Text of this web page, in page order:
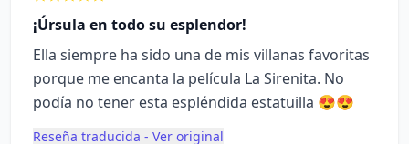
¡Úrsula en todo su esplendor!
Ella siempre ha sido una de mis villanas favoritas
porque me encanta la película La Sirenita. No
podía no tener esta espléndida estatuilla 😍😍
Reseña traducida - Ver original